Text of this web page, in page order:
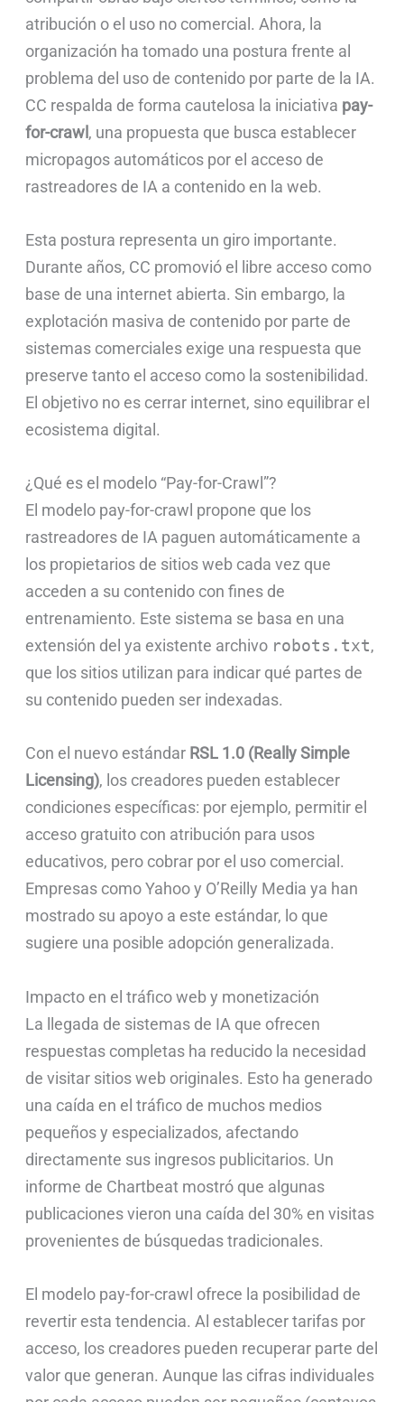
atribución o el uso no comercial. Ahora, la
organización ha tomado una postura frente al
problema del uso de contenido por parte de la IA.
CC respalda de forma cautelosa la iniciativa pay-
for-crawl , una propuesta que busca establecer
micropagos automáticos por el acceso de
rastreadores de IA a contenido en la web.
Esta postura representa un giro importante.
Durante años, CC promovió el libre acceso como
base de una internet abierta. Sin embargo, la
explotación masiva de contenido por parte de
sistemas comerciales exige una respuesta que
preserve tanto el acceso como la sostenibilidad.
El objetivo no es cerrar internet, sino equilibrar el
ecosistema digital.
¿Qué es el modelo “Pay-for-Crawl”?
El modelo pay-for-crawl propone que los
rastreadores de IA paguen automáticamente a
los propietarios de sitios web cada vez que
acceden a su contenido con fines de
entrenamiento. Este sistema se basa en una
extensión del ya existente archivo robots.txt,
que los sitios utilizan para indicar qué partes de
su contenido pueden ser indexadas.
Con el nuevo estándar RSL 1.0 (Really Simple
Licensing), los creadores pueden establecer
condiciones específicas: por ejemplo, permitir el
acceso gratuito con atribución para usos
educativos, pero cobrar por el uso comercial.
Empresas como Yahoo y O’Reilly Media ya han
mostrado su apoyo a este estándar, lo que
sugiere una posible adopción generalizada.
Impacto en el tráfico web y monetización
La llegada de sistemas de IA que ofrecen
respuestas completas ha reducido la necesidad
de visitar sitios web originales. Esto ha generado
una caída en el tráfico de muchos medios
pequeños y especializados, afectando
directamente sus ingresos publicitarios. Un
informe de Chartbeat mostró que algunas
publicaciones vieron una caída del 30% en visitas
provenientes de búsquedas tradicionales.
El modelo pay-for-crawl ofrece la posibilidad de
revertir esta tendencia. Al establecer tarifas por
acceso, los creadores pueden recuperar parte del
valor que generan. Aunque las cifras individuales